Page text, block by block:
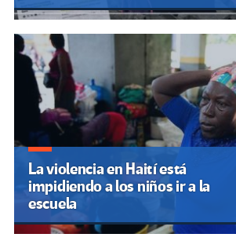
La violencia en Haití está
impidiendo a los niños ir a la
escuela